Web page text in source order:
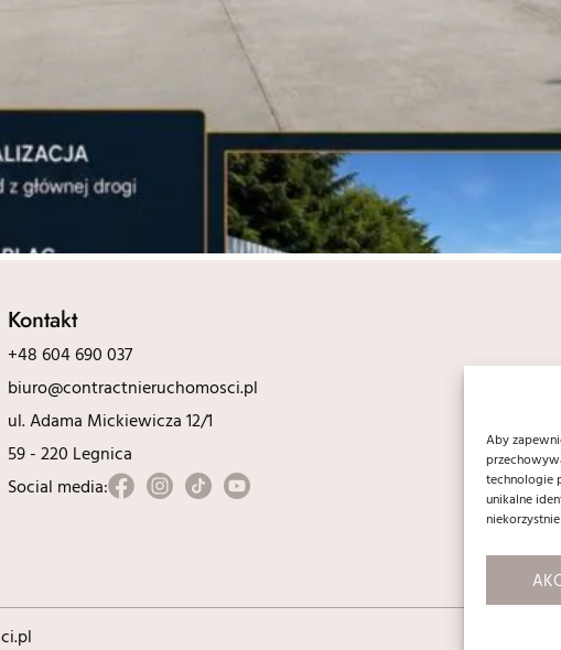
Aby
technologie
unikalne
Kontakt
+48 604 690 037
biuro@contractnieruchomosci.pl
ul. Adama Mickiewicza 12/1
59 - 220 Legnica
Social media: